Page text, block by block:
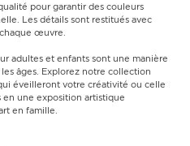
pour garantir des couleurs
Les détails sont restitués avec
œuvre.
adultes et enfants sont une manière
âges. Explorez notre collection
éveilleront votre créativité ou celle
en une exposition artistique
en famille.